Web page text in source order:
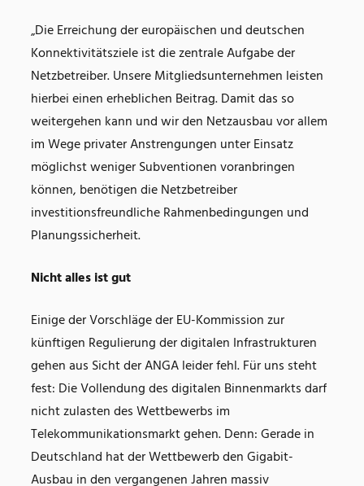
„Die Erreichung der europäischen und deutschen
Konnektivitätsziele ist die zentrale Aufgabe der
Netzbetreiber. Unsere Mitgliedsunternehmen leisten
hierbei einen erheblichen Beitrag. Damit das so
weitergehen kann und wir den Netzausbau vor allem
im Wege privater Anstrengungen unter Einsatz
möglichst weniger Subventionen voranbringen
können, benötigen die Netzbetreiber
investitionsfreundliche Rahmenbedingungen und
Planungssicherheit.
Nicht alles ist gut
Einige der Vorschläge der EU-Kommission zur
künftigen Regulierung der digitalen Infrastrukturen
gehen aus Sicht der ANGA leider fehl. Für uns steht
fest: Die Vollendung des digitalen Binnenmarkts darf
nicht zulasten des Wettbewerbs im
Telekommunikationsmarkt gehen. Denn: Gerade in
Deutschland hat der Wettbewerb den Gigabit-
Ausbau in den vergangenen Jahren massiv